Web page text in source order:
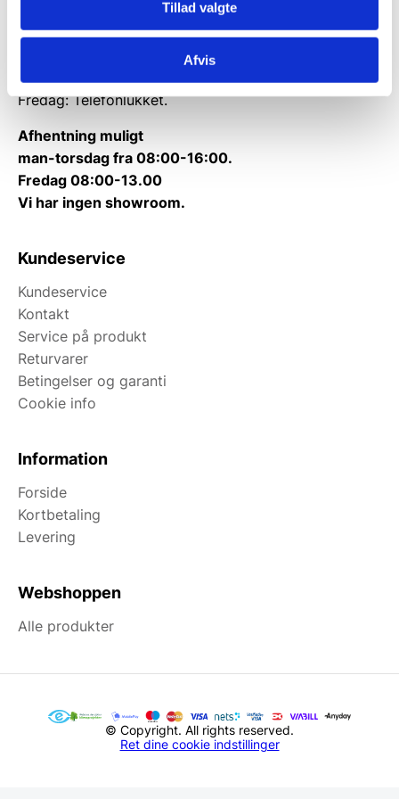
Tillad valgte
Afvis
Kontakt@wallshop.dk
Mandag til torsdag: 10:00 – 14:00.
Fredag: Telefonlukket.
Afhentning muligt
man-torsdag fra 08:00-16:00.
Fredag 08:00-13.00
Vi har ingen showroom.
Kundeservice
Kundeservice
Kontakt
Service på produkt
Returvarer
Betingelser og garanti
Cookie info
Information
Forside
Kortbetaling
Levering
Webshoppen
Alle produkter
© Copyright. All rights reserved.
Ret dine cookie indstillinger